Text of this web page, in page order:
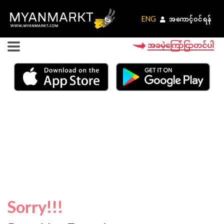
ENG အကောင့်ဝင်ရန်
ENG အကောင့်ဝင်ရန်
အခမဲ့ကြော်ငြာတင်ပါ
Sorry!!!